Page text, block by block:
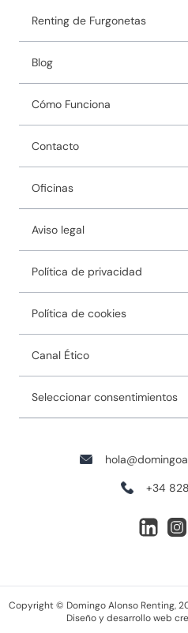
Renting de Furgonetas
Blog
Cómo Funciona
Contacto
Oficinas
Aviso legal
Política de privacidad
Política de cookies
Canal Ético
Seleccionar consentimientos
+34
Copyright © Domingo Alonso Renting,
Diseño y desarrollo web